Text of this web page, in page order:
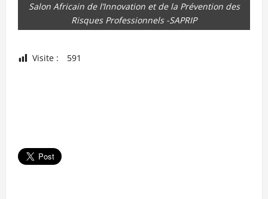
Salon Africain de l’Innovation et de la Prévention des
Risques Professionnels -SAPRIP
Visite : 591